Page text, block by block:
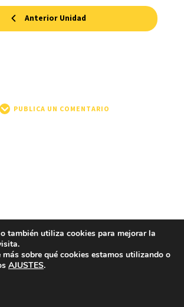
Anterior Unidad
PUBLICA UN COMENTARIO
también utiliza cookies para mejorar la
sobre qué cookies estamos utilizando o
AJUSTES.